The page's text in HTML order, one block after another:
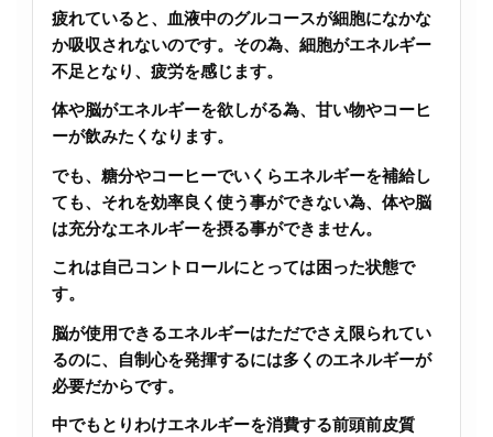
疲れていると、血液中のグルコースが細胞になかな
か吸収されないのです。その為、細胞がエネルギー
不足となり、疲労を感じます。
体や脳がエネルギーを欲しがる為、甘い物やコーヒ
ーが飲みたくなります。
でも、糖分やコーヒーでいくらエネルギーを補給し
ても、それを効率良く使う事ができない為、体や脳
は充分なエネルギーを摂る事ができません。
これは自己コントロールにとっては困った状態で
す。
脳が使用できるエネルギーはただでさえ限られてい
るのに、自制心を発揮するには多くのエネルギーが
必要だからです。
中でもとりわけエネルギーを消費する前頭前皮質